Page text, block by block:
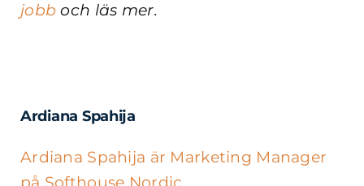
jobb och läs mer.
Ardiana Spahija
Ardiana Spahija är Marketing Manager